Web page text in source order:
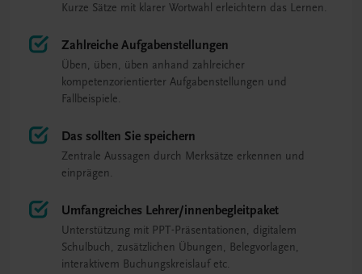
Kurze Sätze mit klarer Wortwahl erleichtern das Lernen.
Zahlreiche Aufgabenstellungen
Üben, üben, üben anhand zahlreicher
kompetenzorientierter Aufgabenstellungen und
Fallbeispiele.
Das sollten Sie speichern
Zentrale Aussagen durch Merksätze erkennen und
einprägen.
Umfangreiches Lehrer/innenbegleitpaket
Unterstützung mit PPT-Präsentationen, digitalem
Schulbuch, zusätzlichen Übungen, Belegvorlagen,
interaktivem Buchungskreislauf etc.